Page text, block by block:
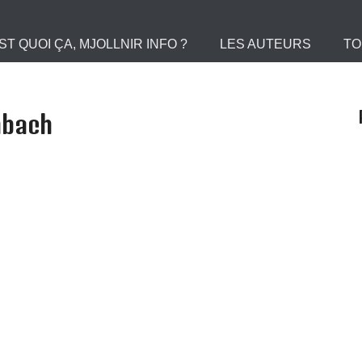
QUOI ÇA, MJOLLNIR INFO ? LES AUTEURS